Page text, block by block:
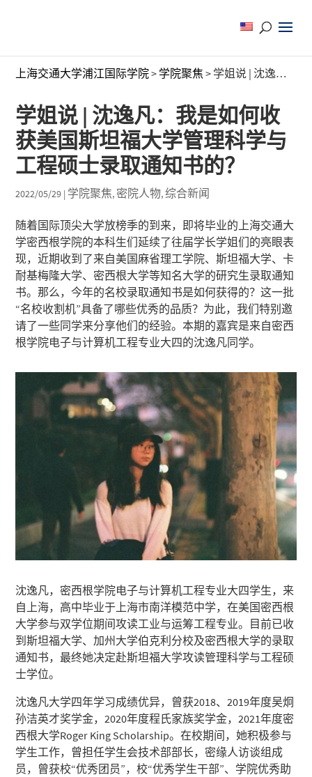
上海交通大学浦江国际学院> 学院聚焦 > 学姐说 | 沈逸凡：我是如何收获美国斯坦福大学管理科学与工程硕士录取通知书的？
学姐说 | 沈逸凡：我是如何收
获美国斯坦福大学管理科学与
工程硕士录取通知书的？
2022/05/29 | 学院聚焦, 密院人物,综合新闻
随着国际顶尖大学放榜季的到来，即将毕业的上海交通大
学密西根学院的本科生们延续了往届学长学姐们的亮眼表
现，近期收到了来自美国麻省理工学院、斯坦福大学、卡
耐基梅隆大学、密西根大学等知名大学的研究生录取通知
书。那么，今年的名校录取通知书是如何获得的？这一批
“名校收割机”具备了哪些优秀的品质？为此，我们特别邀
请了一些同学来分享他们的经验。本期的嘉宾是来自密西
根学院电子与计算机工程专业大四的沈逸凡同学。
沈逸凡，密西根学院电子与计算机工程专业大四学生，来
自上海，高中毕业于上海市南洋模范中学，在美国密西根
大学参与双学位期间攻读工业与运筹工程专业。目前已收
到斯坦福大学、加州大学伯克利分校及密西根大学的录取
通知书，最终她决定赴斯坦福大学攻读管理科学与工程硕
士学位。
沈逸凡大学四年学习成绩优异，曾获2018、2019年度吴炯
孙洁英才奖学金，2020年度程氏家族奖学金，2021年度密
西根大学Roger King Scholarship。在校期间，她积极参与
学生工作，曾担任学生会技术部部长，密缘人访谈组成
员，曾获校“优秀团员”，校“优秀学生干部”、学院优秀助